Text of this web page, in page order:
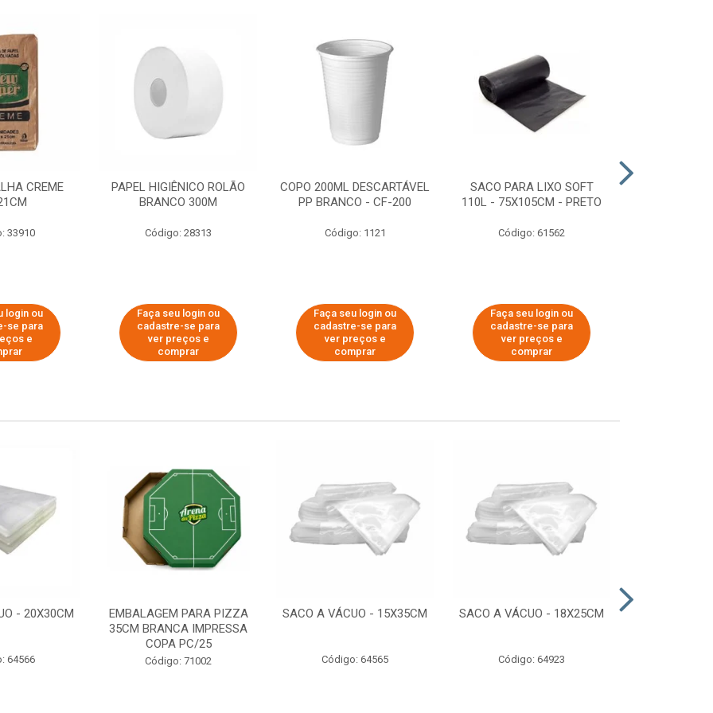
CREME
33910
login ou
se para
e
PAPEL HIGIÊNICO ROLÃO
BRANCO 300M
Código: 28313
Faça seu login ou
cadastre-se para
ver preços e
comprar
COPO 200ML DESCARTÁVEL
PP BRANCO - CF-200
Código: 1121
Faça seu login ou
cadastre-se para
ver preços e
comprar
SACO PARA LIXO SOFT
110L - 75X105CM - PRETO
Código: 61562
Faça seu login ou
cadastre-se para
ver preços e
comprar
- 20X30CM
64566
EMBALAGEM PARA PIZZA
35CM BRANCA IMPRESSA
COPA PC/25
Código: 71002
SACO A VÁCUO - 15X35CM
Código: 64565
SACO A VÁCUO - 18X25CM
Código: 64923